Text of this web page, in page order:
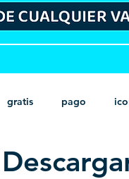
gratis pago
psd